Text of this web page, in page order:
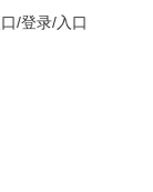
/登录/入口